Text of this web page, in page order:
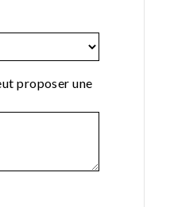
proposer une